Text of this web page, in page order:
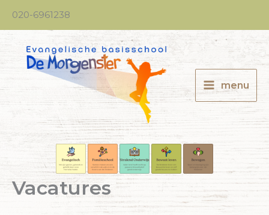
inhoud
020-6961238
menu
Vacatures